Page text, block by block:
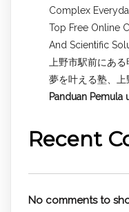
Complex
Top Free Online
And Scientific
上野市駅前にあ
夢を叶える塾、
Panduan Pemula
Recent
No comments to